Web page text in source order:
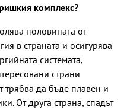
комплекс?
половината от
в страната и осигурява
системата,
страни
трябва да бъде плавен и
От друга страна, спадът